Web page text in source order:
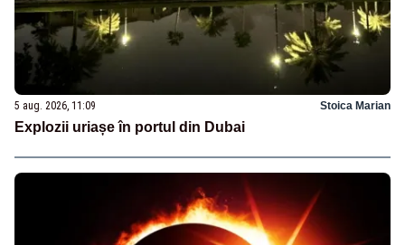
5 aug. 2026, 11:09 Stoica Marian
Explozii uriașe în portul din Dubai